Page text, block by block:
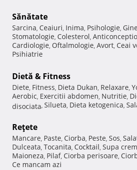
Sănătate
Sarcina, Ceaiuri, Inima, Psihologie,
Stomatologie, Colesterol,
Cardiologie, Oftalmologie, Avort, Ceai
Psihiatrie
Dietă & Fitness
Diete, Fitness, Dieta Dukan, Relaxare,
Aerobic, Exercitii abdomen, Nutritie,
disociata, Silueta, Dieta ketogenica,
Reţete
Mancare, Paste, Ciorba, Peste, Sos,
Dulceata, Tocanita, Cocktail, Supa
Maioneza, Pilaf, Ciorba perisoare,
Ce mancam azi